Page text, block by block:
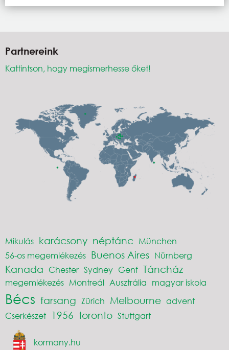
Partnereink
Kattintson, hogy megismerhesse őket!
Mikulás karácsony néptánc München
56-os megemlékezés Buenos Aires Nürnberg
Kanada Chester Sydney Genf Táncház
megemlékezés Montreál Ausztrália magyar iskola
Bécs farsang Zürich Melbourne advent
Cserkészet
1956 toronto Stuttgart
kormany.hu